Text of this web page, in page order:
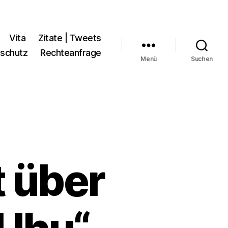
Vita
Zitate | Tweets
Rechteanfrage
Menü Suchen
über